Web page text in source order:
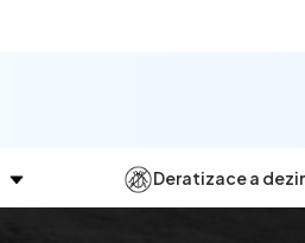
Deratizace a